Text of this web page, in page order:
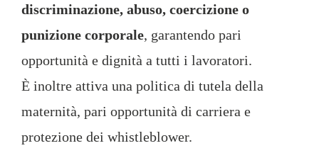
discriminazione, abuso, coercizione o
punizione corporale, garantendo pari
opportunità e dignità a tutti i lavoratori.
È inoltre attiva una politica di tutela della
maternità, pari opportunità di carriera e
protezione dei whistleblower.